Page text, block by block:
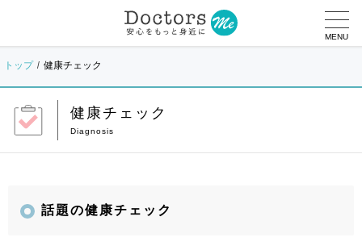
MENU
トップ 健康チェック
健康チェック
話題の健康チェック